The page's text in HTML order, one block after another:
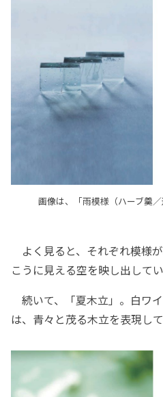
画像は、「雨模様（ハーブ羹
よく見ると、それぞれ模様
こうに見える空を映し出して
続いて、「夏木立」。白ワ
は、青々と茂る木立を表現して